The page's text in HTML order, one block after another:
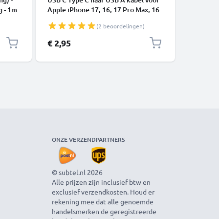
- 1m
Apple iPhone 17, 16, 17 Pro Max, 16
Samsung Galaxy S25 Ultra, S25
Google Pixel 10, 9a, 10 Pro, 10 Pro
XL Xiaomi 15 Ultra, Redmi Note 14
(2 beoordelingen)
€ 2,95
ONZE VERZENDPARTNERS
© subtel.nl 2026
Alle prijzen zijn inclusief btw en
exclusief verzendkosten. Houd er
rekening mee dat alle genoemde
handelsmerken de geregistreerde